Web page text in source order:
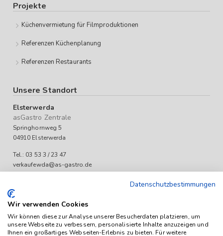
Projekte
Küchenvermietung für Filmproduktionen
Referenzen Küchenplanung
Referenzen Restaurants
Unsere Standort
Elsterwerda
asGastro Zentrale
Springhornweg 5
04910 Elsterwerda
Tel.: 03 53 3 / 23 47
verkaufewda@as-gastro.de
Mo-Fr 09:00 bis 17:00 Uhr
Datenschutzbestimmungen
Wir verwenden Cookies
Wir können diese zur Analyse unserer Besucherdaten platzieren, um
unsere Webseite zu verbessern, personalisierte Inhalte anzuzeigen und
Ihnen ein großartiges Webseiten-Erlebnis zu bieten. Für weitere